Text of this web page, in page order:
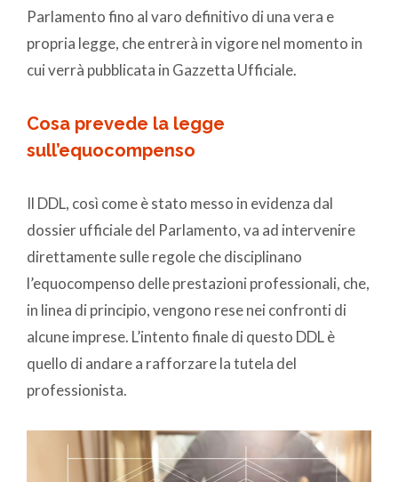
Parlamento fino al varo definitivo di una vera e
propria legge, che entrerà in vigore nel momento in
cui verrà pubblicata in Gazzetta Ufficiale.
Cosa prevede la legge
sull’equocompenso
Il DDL, così come è stato messo in evidenza dal
dossier ufficiale del Parlamento, va ad intervenire
direttamente sulle regole che disciplinano
l’equocompenso delle prestazioni professionali, che,
in linea di principio, vengono rese nei confronti di
alcune imprese. L’intento finale di questo DDL è
quello di andare a rafforzare la tutela del
professionista.